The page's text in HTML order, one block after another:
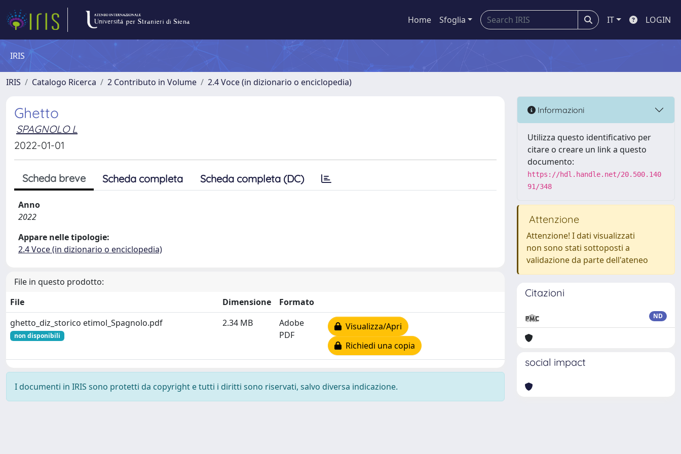
Home Sfoglia IT LOGIN
IRIS
IRIS Catalogo Ricerca 2 Contributo in Volume 2.4 Voce (in dizionario o enciclopedia)
Ghetto
SPAGNOLO L
2022-01-01
Scheda breve Scheda completa Scheda completa (DC)
Anno
2022
Appare nelle tipologie:
2.4 Voce (in dizionario o enciclopedia)
File in questo prodotto:
File
Dimensione
Formato
ghetto_diz_storico etimol_Spagnolo.pdf
non disponibili
2.34 MB
Adobe
PDF
Visualizza/Apri
Richiedi una copia
I documenti in IRIS sono protetti da copyright e tutti i diritti sono riservati, salvo diversa indicazione.
Informazioni
Utilizza questo identificativo per
citare o creare un link a questo
documento:
https://hdl.handle.net/20.500.140
91/348
Attenzione
Attenzione! I dati visualizzati
non sono stati sottoposti a
validazione da parte dell'ateneo
Citazioni
ND
social impact